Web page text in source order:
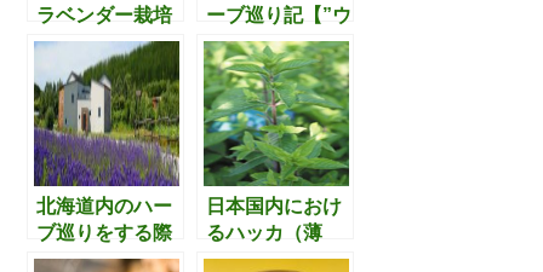
k
ラベンダー栽培
の歴史背景を取
り上げた物語
【第四部】
ーブ巡り記【”ウ
ポポイ” → “はま
のマルシェ” →
“夕暮れ前の最後
のエント探し”
in 白老町】
北海道内のハー
ブ巡りをする際
に泊まってみた
日本国内におけ
るハッカ（薄
荷）産業の盛衰